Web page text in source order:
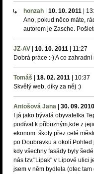
honzah 10. 10. 2011
Ano, pokud něco máte,
autorem je Zasche.
JZ-AV 10. 10. 2011 11:27
Dobrá práce :-) A co
Tomáš 18. 02. 2011 10:37
Skvělý web, díky za něj :)
Antošová Jana 30. 09. 2010
I já jako bývalá obyvatelka
podívat k příbuzným,kde z
ekonom. školy přez celé
po Doubravku a
kdy všechny fasády byly
nás tzv."Lipak" v Lipové ulici
jsem v něm bydlela (otec